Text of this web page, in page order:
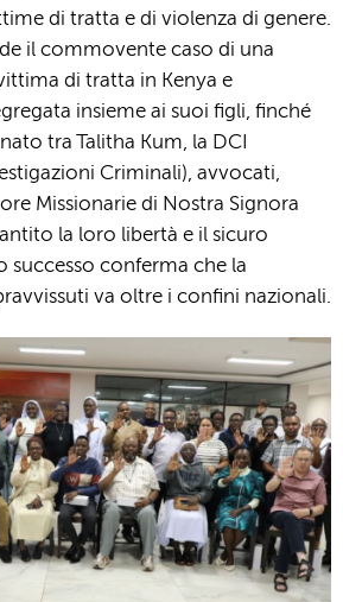
di tratta e di violenza di genere.
il commovente caso di una
di tratta in Kenya e
insieme ai suoi figli, finché
tra Talitha Kum, la DCI
Criminali), avvocati,
Missionarie di Nostra Signora
la loro libertà e il sicuro
successo conferma che la
va oltre i confini nazionali.